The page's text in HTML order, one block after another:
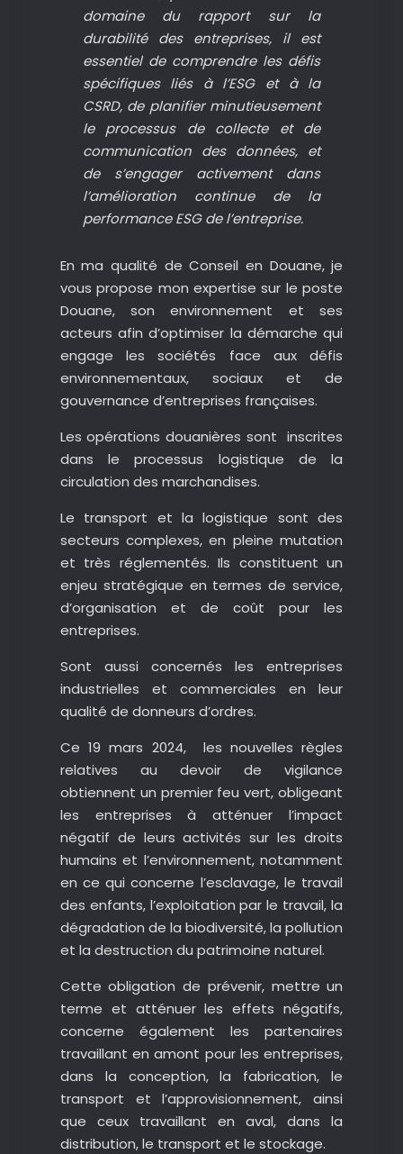
domaine du rapport sur la
durabilité des entreprises, il est
essentiel de comprendre les défis
spécifiques liés à l’ESG et à la
CSRD, de planifier minutieusement
le processus de collecte et de
communication des données, et
de s’engager activement dans
l’amélioration continue de la
performance ESG de l’entreprise.
En ma qualité de Conseil en Douane, je
vous propose mon expertise sur le poste
Douane, son environnement et ses
acteurs afin d’optimiser la démarche qui
engage les sociétés face aux défis
environnementaux, sociaux et de
gouvernance d’entreprises françaises.
Les opérations douanières sont inscrites
dans le processus logistique de la
circulation des marchandises.
Le transport et la logistique sont des
secteurs complexes, en pleine mutation
et très réglementés. Ils constituent un
enjeu stratégique en termes de service,
d’organisation et de coût pour les
entreprises.
Sont aussi concernés les entreprises
industrielles et commerciales en leur
qualité de donneurs d’ordres.
Ce 19 mars 2024, les nouvelles règles
relatives au devoir de vigilance
obtiennent un premier feu vert, obligeant
les entreprises à atténuer l’impact
négatif de leurs activités sur les droits
humains et l’environnement, notamment
en ce qui concerne l’esclavage, le travail
des enfants, l’exploitation par le travail, la
dégradation de la biodiversité, la pollution
et la destruction du patrimoine naturel.
Cette obligation de prévenir, mettre un
terme et atténuer les effets négatifs,
concerne également les partenaires
travaillant en amont pour les entreprises,
dans la conception, la fabrication, le
transport et l’approvisionnement, ainsi
que ceux travaillant en aval, dans la
distribution, le transport et le stockage.